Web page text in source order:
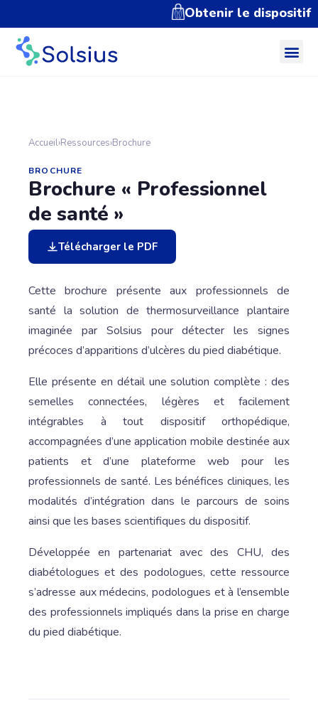
Obtenir le dispositif
Accueil›Ressources›Brochure
BROCHURE
Brochure « Professionnel
de santé »
Télécharger le PDF
Cette brochure présente aux professionnels de
santé la solution de thermosurveillance plantaire
imaginée par Solsius pour détecter les signes
précoces d’apparitions d’ulcères du pied diabétique.
Elle présente en détail une solution complète : des
semelles connectées, légères et facilement
intégrables à tout dispositif orthopédique,
accompagnées d’une application mobile destinée aux
patients et d’une plateforme web pour les
professionnels de santé. Les bénéfices cliniques, les
modalités d’intégration dans le parcours de soins
ainsi que les bases scientifiques du dispositif.
Développée en partenariat avec des CHU, des
diabétologues et des podologues, cette ressource
s’adresse aux médecins, podologues et à l’ensemble
des professionnels impliqués dans la prise en charge
du pied diabétique.